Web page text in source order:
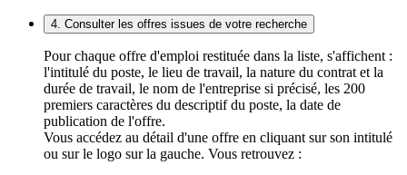
4. Consulter les offres issues de votre recherche
Pour chaque offre d'emploi restituée dans la liste, s'affichent :
l'intitulé du poste, le lieu de travail, la nature du contrat et la
durée de travail, le nom de l'entreprise si précisé, les 200
premiers caractères du descriptif du poste, la date de
publication de l'offre.
Vous accédez au détail d'une offre en cliquant sur son intitulé
ou sur le logo sur la gauche. Vous retrouvez :